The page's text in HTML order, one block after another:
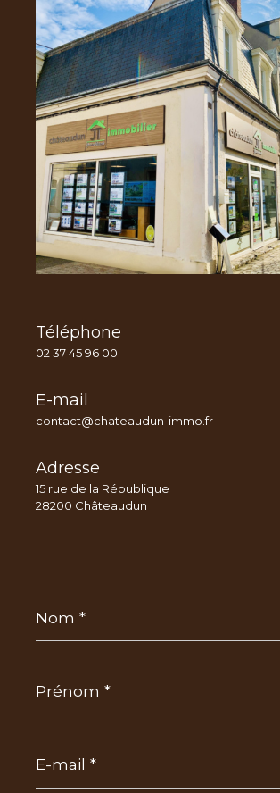
Téléphone
02 37 45 96 00
E-mail
contact@chateaudun-immo.fr
Adresse
15 rue de la République
28200 Châteaudun
*
*
mail
*